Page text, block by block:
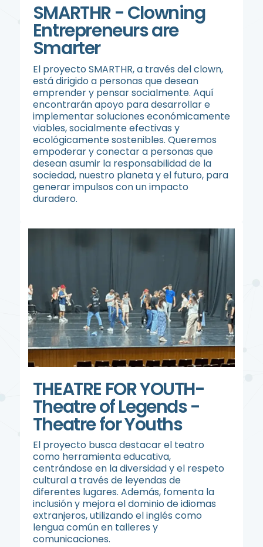
SMARTHR - Clowning
Entrepreneurs are
Smarter
El proyecto SMARTHR, a través del clown,
está dirigido a personas que desean
emprender y pensar socialmente. Aquí
encontrarán apoyo para desarrollar e
implementar soluciones económicamente
viables, socialmente efectivas y
ecológicamente sostenibles. Queremos
empoderar y conectar a personas que
desean asumir la responsabilidad de la
sociedad, nuestro planeta y el futuro, para
generar impulsos con un impacto
duradero.
THEATRE FOR YOUTH-
Theatre of Legends -
Theatre for Youths
El proyecto busca destacar el teatro
como herramienta educativa,
centrándose en la diversidad y el respeto
cultural a través de leyendas de
diferentes lugares. Además, fomenta la
inclusión y mejora el dominio de idiomas
extranjeros, utilizando el inglés como
lengua común en talleres y
comunicaciones.